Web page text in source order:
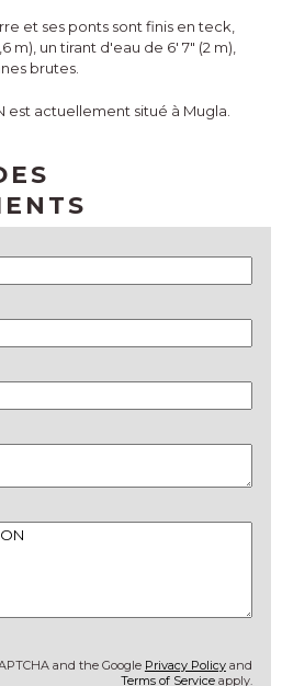
et ses ponts sont finis en teck,
m), un tirant d'eau de 6' 7" (2 m),
brutes.
est actuellement situé à Mugla.
and the Google Privacy Policyand
Terms of Serviceapply.